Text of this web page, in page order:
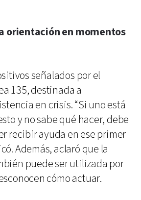
orientación en momentos
señalados por el
135, destinada a
en crisis. “Si uno está
y no sabe qué hacer, debe
recibir ayuda en ese primer
Además, aclaró que la
puede ser utilizada por
cómo actuar.